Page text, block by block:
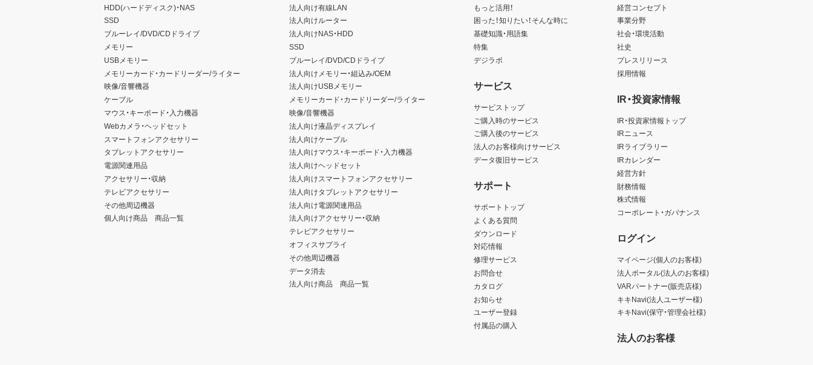
HDD(ハードディスク)・NAS
SSD
ブルーレイ/DVD/CDドライブ
メモリー
USBメモリー
メモリーカード・カードリーダー/ライター
映像/音響機器
ケーブル
マウス・キーボード・入力機器
Webカメラ・ヘッドセット
スマートフォンアクセサリー
タブレットアクセサリー
電源関連用品
アクセサリー・収納
テレビアクセサリー
その他周辺機器
個人向け商品 商品一覧
法人向け有線LAN
法人向けルーター
法人向けNAS・HDD
SSD
ブルーレイ/DVD/CDドライブ
法人向けメモリー・組込み/OEM
法人向けUSBメモリー
メモリーカード・カードリーダー/ライター
映像/音響機器
法人向け液晶ディスプレイ
法人向けケーブル
法人向けマウス・キーボード・入力機器
法人向けヘッドセット
法人向けスマートフォンアクセサリー
法人向けタブレットアクセサリー
法人向け電源関連用品
法人向けアクセサリー・収納
テレビアクセサリー
オフィスサプライ
その他周辺機器
データ消去
法人向け商品 商品一覧
もっと活用！
困った！知りたい！そんな時に
基礎知識・用語集
特集
デジラボ
サービス
サービストップ
ご購入時のサービス
ご購入後のサービス
法人のお客様向けサービス
データ復旧サービス
サポート
サポートトップ
よくある質問
ダウンロード
対応情報
修理サービス
お問合せ
カタログ
お知らせ
ユーザー登録
付属品の購入
経営コンセプト
事業分野
社会・環境活動
社史
プレスリリース
採用情報
IR・投資家情報
IR・投資家情報トップ
IRニュース
IRライブラリー
IRカレンダー
経営方針
財務情報
株式情報
コーポレート・ガバナンス
ログイン
マイページ(個人のお客様)
法人ポータル(法人のお客様)
VARパートナー(販売店様)
キキNavi(法人ユーザー様)
キキNavi(保守・管理会社様)
法人のお客様